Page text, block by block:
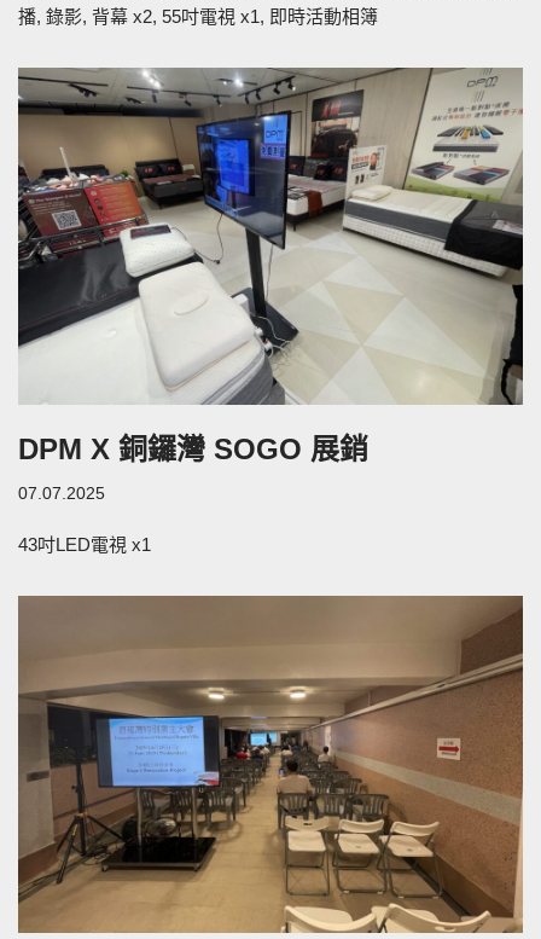
播, 錄影, 背幕 x2, 55吋電視 x1, 即時活動相簿
DPM X 銅鑼灣 SOGO 展銷
07.07.2025
43吋LED電視 x1